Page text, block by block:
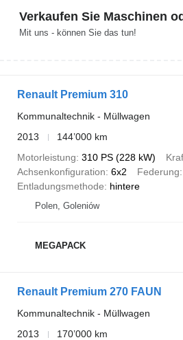
Verkaufen Sie Maschinen
Mit uns - können Sie das tun!
Renault Premium 310
Kommunaltechnik - Müllwagen
2013
144’000 km
Motorleistung 310 PS (228 kW)
Achsenkonfiguration 6x2 Federung
Entladungsmethode
hintere
Polen, Goleniów
MEGAPACK
Renault Premium 270 FAUN
Kommunaltechnik - Müllwagen
2013
170’000 km